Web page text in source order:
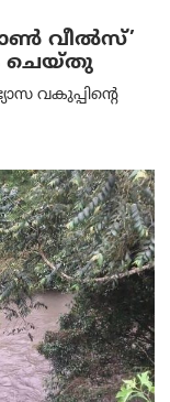
ഓൺ വീൽസ്’
ചെയ്തു
വകുപ്പിന്റെ